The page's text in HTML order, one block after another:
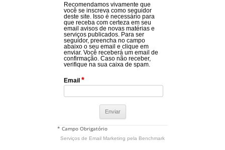
Recomendamos vivamente que
você se inscreva como seguidor
deste site. Isso é necessário para
que receba com certeza em seu
email avisos de novas matérias e
serviços publicados. Para ser
seguidor, preencha no campo
abaixo o seu email e clique em
enviar. Você receberá um email de
confirmação. Caso não receber,
verifique na sua caixa de spam.
Email *
* Campo Obrigatório
Serviços de Email Marketing pela Benchmark